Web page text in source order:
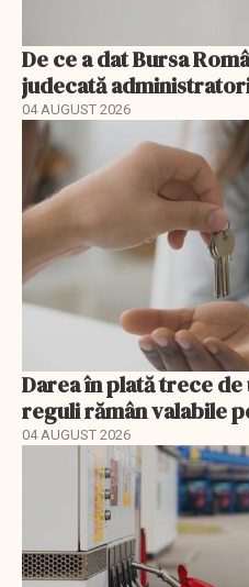
De ce a dat Bursa
judecată
04 AUGUST 2026
Darea în plată trece de
reguli rămân valabile
04 AUGUST 2026